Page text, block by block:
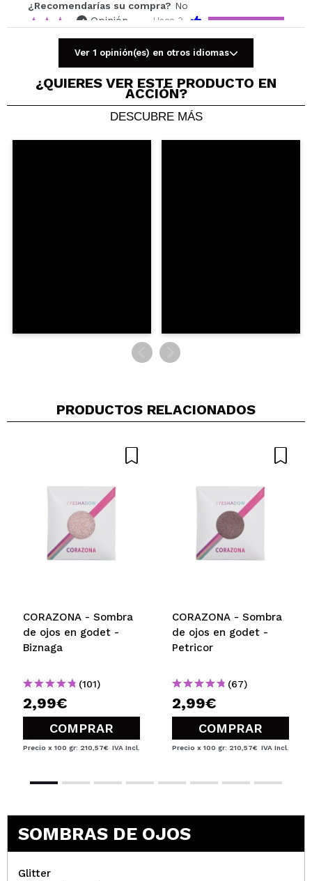
¿Recomendarías su compra? No
|
Opinión
verificada
|
Hace 3
años
Útil
Responder
Claudia
Relación precio calidad, muy bien. Se le saca todo
el partido con una buena prebase/pegamento.
¿Recomendarías su compra?Si
Beatriz
Me costó muchísimo escoger que sombra escoger.
|Hace 4 años Útil Responder
Ver 1 opinión(es) en otros idiomas
¿QUIERES VER ESTE PRODUCTO EN
ACCIÓN?
DESCUBRE MÁS
PRODUCTOS RELACIONADOS
CORAZONA - Sombra
de ojos en godet -
Biznaga
(101)
2,99€
COMPRAR
Precio x 100 gr: 210,57€ IVA Incl.
CORAZONA - Sombra
de ojos en godet -
Petricor
(67)
2,99€
COMPRAR
Precio x 100 gr: 210,57€ IVA Incl.
SOMBRAS DE OJOS
Glitter